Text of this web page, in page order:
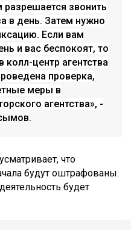
звонить
в день. Затем нужно
Если вам
и вас беспокоят, то
колл-центр агентства
проверка,
меры в
агентства», -
что
будут оштрафованы.
будет